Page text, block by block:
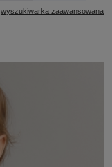
wyszukiwarka zaawansowana